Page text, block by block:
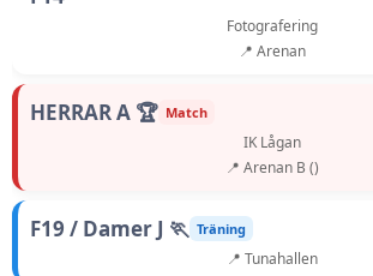
Fotografering
📍 Arenan
HERRAR A 🏆 Match
IK Lågan
📍 Arenan B ()
F19 / Damer J 🏃 Träning
📍 Tunahallen